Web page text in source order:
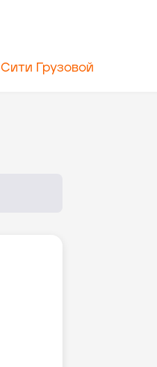
Сити Грузовой